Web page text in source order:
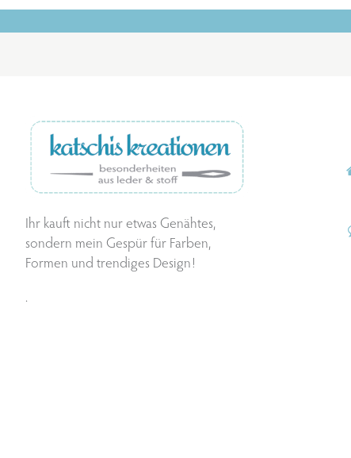
Ihr kauft nicht nur etwas Genähtes,
sondern mein Gespür für Farben,
Formen und trendiges Design!
.